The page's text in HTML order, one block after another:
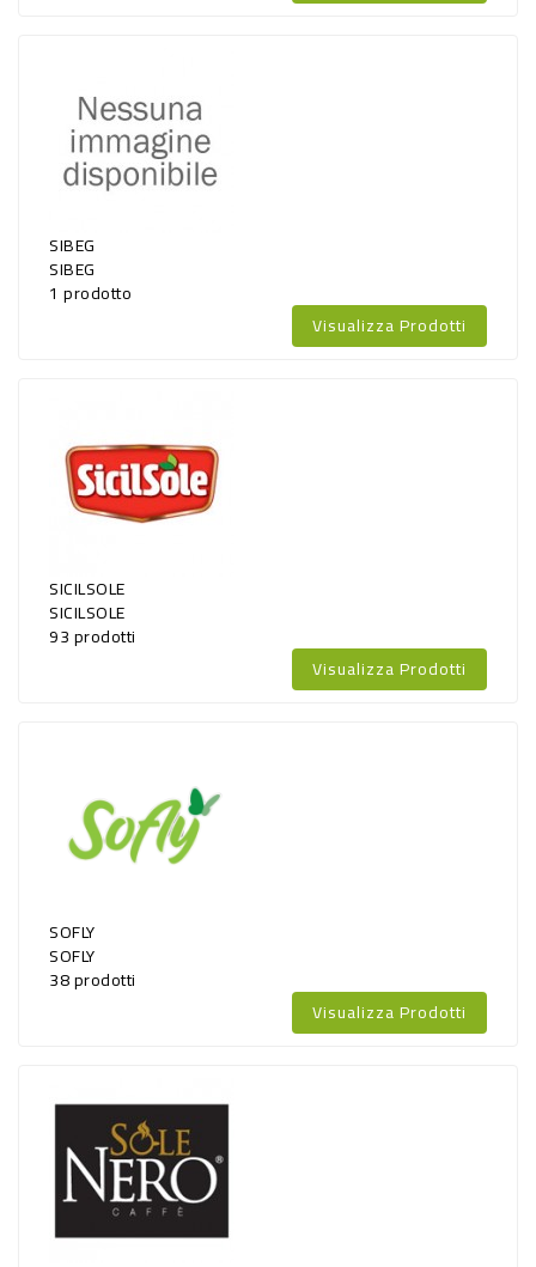
SIBEG
SIBEG
1 prodotto
Visualizza Prodotti
SICILSOLE
SICILSOLE
93 prodotti
Visualizza Prodotti
SOFLY
SOFLY
38 prodotti
Visualizza Prodotti